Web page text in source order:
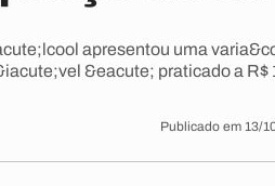
apresentou uma
&eacute; praticado a
Publicado em 13/